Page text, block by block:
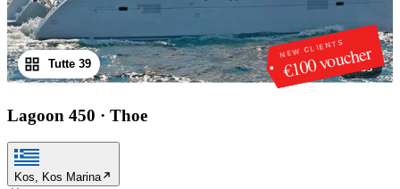
NEW CLIENTS
€100 voucher
1/39
Tutte 39
Lagoon 450 · Thoe
Kos, Kos Marina